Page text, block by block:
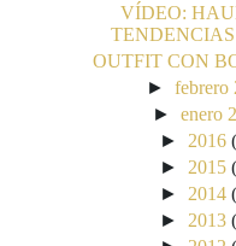
VÍDEO:
OUTFIT CON
► febrero
► enero
► 2016
► 2015
► 2014
► 2013